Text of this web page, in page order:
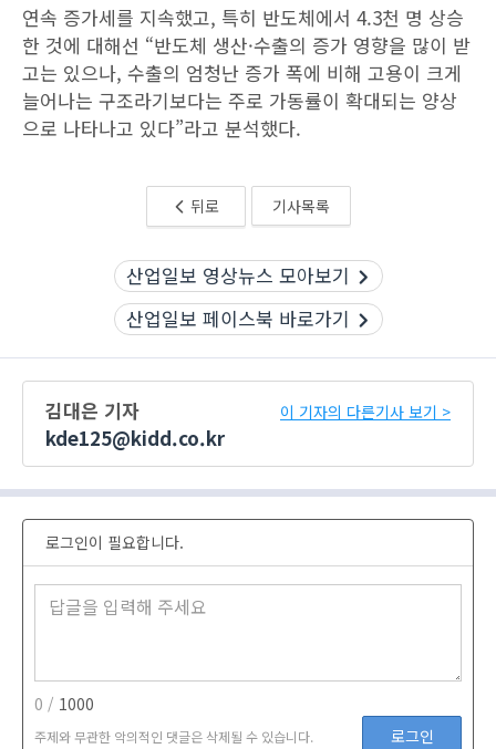
연속 증가세를 지속했고, 특히 반도체에서 4.3천 명 상승
한 것에 대해선 “반도체 생산·수출의 증가 영향을 많이 받
고는 있으나, 수출의 엄청난 증가 폭에 비해 고용이 크게
늘어나는 구조라기보다는 주로 가동률이 확대되는 양상
으로 나타나고 있다”라고 분석했다.
뒤로 기사목록
산업일보 영상뉴스 모아보기
산업일보 페이스북 바로가기
김대은 기자
kde125@kidd.co.kr
이 기자의 다른기사 보기 >
로그인이 필요합니다.
0 / 1000
주제와 무관한 악의적인 댓글은 삭제될 수 있습니다. 로그인